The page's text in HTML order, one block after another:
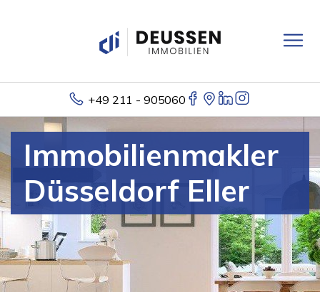
+49 211 - 905060
Immobilienmakler
Düsseldorf Eller